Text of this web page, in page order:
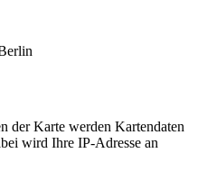
der Karte werden Kartendaten
wird Ihre IP-Adresse an